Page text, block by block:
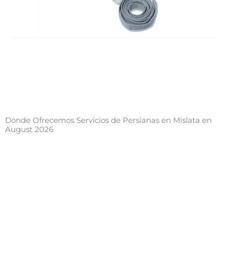
Donde Ofrecemos Servicios de Persianas en Mislata en
August 2026